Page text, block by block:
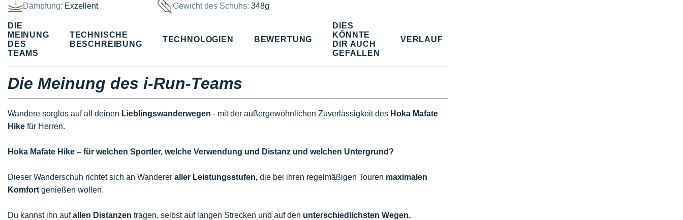
Dämpfung: Exzellent Gewicht des Schuhs:348g
DIE
MEINUNG
DES
TEAMS
TECHNISCHE
BESCHREIBUNG
TECHNOLOGIEN BEWERTUNG
DIES
KÖNNTE
DIR AUCH
GEFALLEN
VERLAUF
Die Meinung des i-Run-Teams
Wandere sorglos auf all deinen Lieblingswanderwegen - mit der außergewöhnlichen Zuverlässigkeit des Hoka Mafate
Hike für Herren.
Hoka Mafate Hike – für welchen Sportler, welche Verwendung und Distanz und welchen Untergrund?
Dieser Wanderschuh richtet sich an Wanderer aller Leistungsstufen, die bei ihren regelmäßigen Touren maximalen
Komfort genießen wollen.
Du kannst ihn aufallen Distanzen tragen, selbst auf langen Strecken und auf den unterschiedlichsten Wegen.